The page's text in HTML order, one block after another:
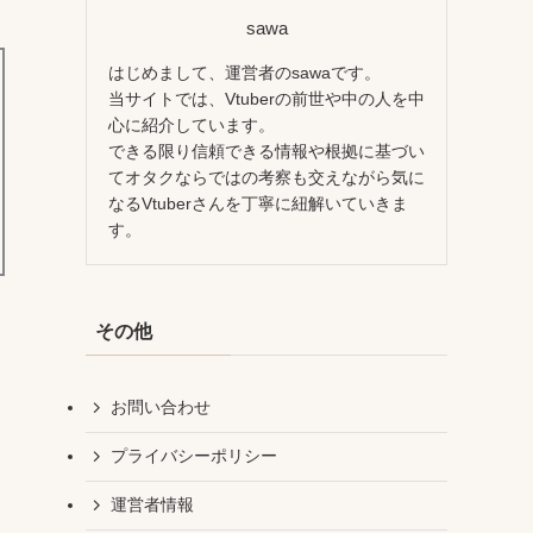
sawa
はじめまして、運営者のsawaです。
当サイトでは、Vtuberの前世や中の人を中
心に紹介しています。
できる限り信頼できる情報や根拠に基づい
てオタクならではの考察も交えながら気に
なるVtuberさんを丁寧に紐解いていきま
す。
その他
お問い合わせ
プライバシーポリシー
運営者情報